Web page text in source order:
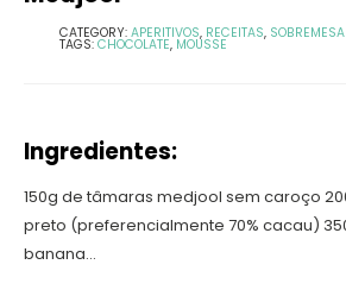
CATEGORY: APERITIVOS, RECEITAS, SOBREMESA
TAGS: CHOCOLATE, MOUSSE
Ingredientes:
150g de tâmaras medjool sem caroço
preto (preferencialmente 70% cacau)
banana...